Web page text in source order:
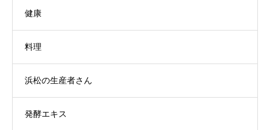
健康
料理
浜松の生産者さん
発酵エキス